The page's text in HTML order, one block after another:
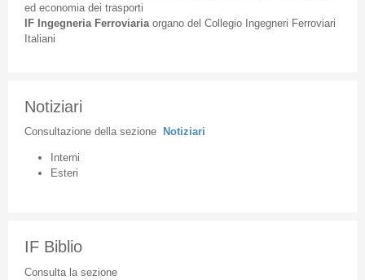
ed economia dei trasporti
IF Ingegneria Ferroviaria organodel Collegio Ingegneri Ferroviari
Italiani
Notiziari
Consultazione della sezione Notiziari
Interni
Esteri
IF Biblio
Consulta la sezione